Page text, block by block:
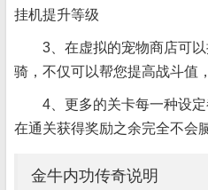
挂机提升等级
3、在虚拟的宠物商店可
骑，不仅可以帮您提高战斗值
4、更多的关卡每一种设
在通关获得奖励之余完全不会
金牛内功传奇说明